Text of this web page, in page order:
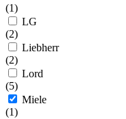
(1)
LG
(2)
Liebherr
(2)
Lord
(5)
Miele
(1)